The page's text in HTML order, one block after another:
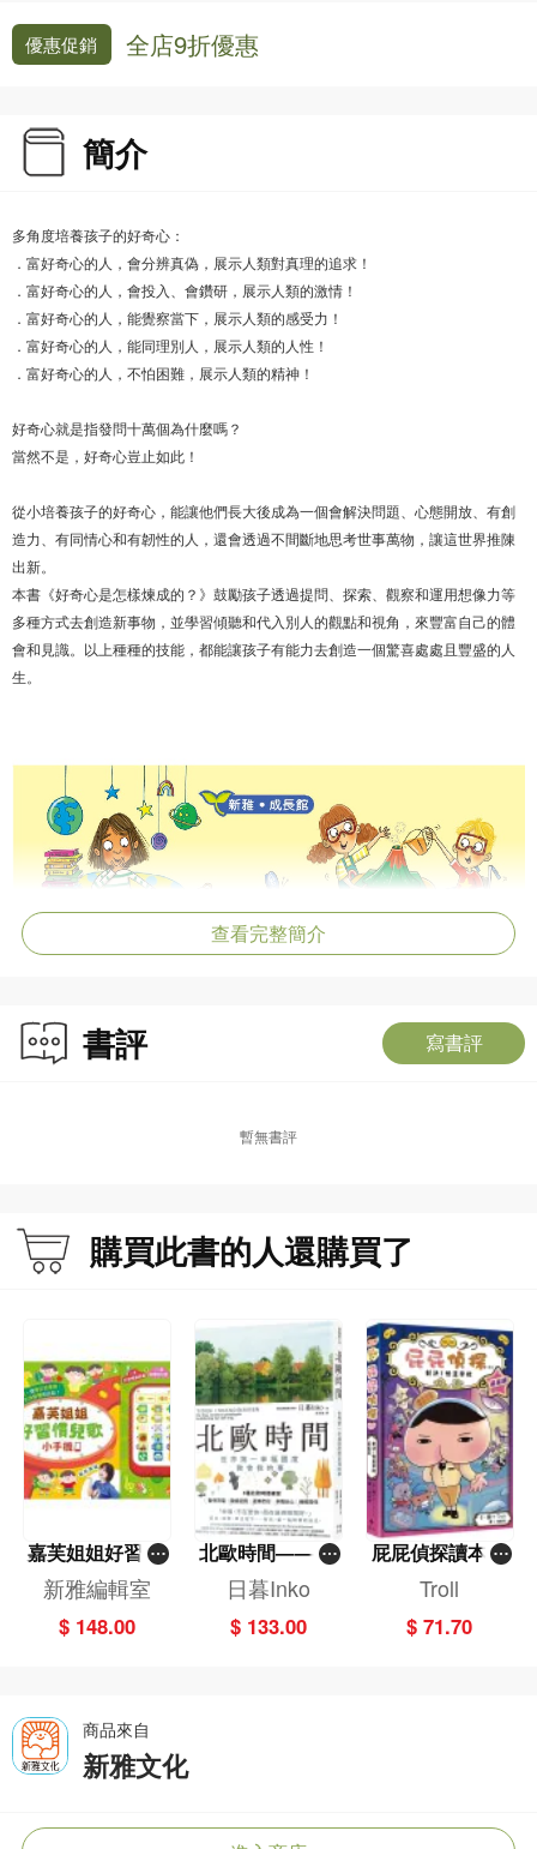
優惠促銷 全店9折優惠
簡介
多角度培養孩子的好奇心：
．富好奇心的人，會分辨真偽，展示人類對真理的追求！
．富好奇心的人，會投入、會鑽研，展示人類的激情！
．富好奇心的人，能覺察當下，展示人類的感受力！
．富好奇心的人，能同理別人，展示人類的人性！
．富好奇心的人，不怕困難，展示人類的精神！
好奇心就是指發問十萬個為什麼嗎？
當然不是，好奇心豈止如此！
從小培養孩子的好奇心，能讓他們長大後成為一個會解決問題、心態開放、有創
造力、有同情心和有韌性的人，還會透過不間斷地思考世事萬物，讓這世界推陳
出新。
本書《好奇心是怎樣煉成的？》鼓勵孩子透過提問、探索、觀察和運用想像力等
多種方式去創造新事物，並學習傾聽和代入別人的觀點和視角，來豐富自己的體
會和見識。以上種種的技能，都能讓孩子有能力去創造一個驚喜處處且豐盛的人
生。
查看完整簡介
書評 寫書評
暫無書評
購買此書的人還購買了
嘉芙姐姐好習慣
兒歌小手機
新雅編輯室
$ 148.00
北歐時間——世
界第一幸福國度
教會我的事
日暮Inko
$ 133.00
屁屁偵探讀本(1
3)－－對決！怪
篇）
Troll
$ 71.70
商品來自
新雅文化